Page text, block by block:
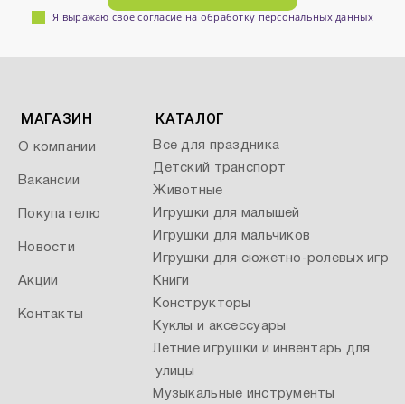
Я выражаю свое согласие на обработку персональных данных
МАГАЗИН
О компании
Вакансии
Покупателю
Новости
Акции
Контакты
КАТАЛОГ
Все для праздника
Детский транспорт
Животные
Игрушки для малышей
Игрушки для мальчиков
Игрушки для сюжетно-ролевых игр
Книги
Конструкторы
Куклы и аксессуары
Летние игрушки и инвентарь для
улицы
Музыкальные инструменты